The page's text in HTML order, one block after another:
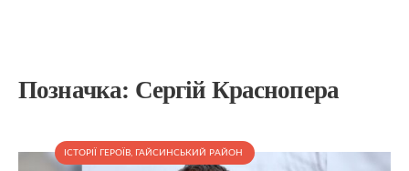
Позначка: Сергій Краснопера
ІСТОРІЇ ГЕРОЇВ, ГАЙСИНСЬКИЙ РАЙОН